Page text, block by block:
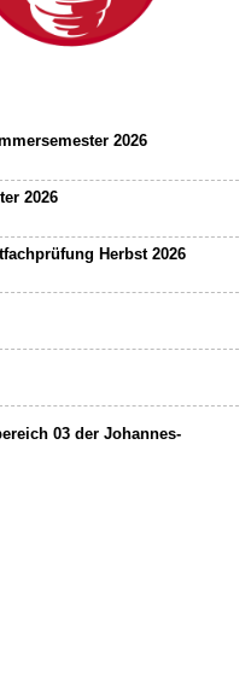
2026
2026
Herbst 2026
03 der Johannes-